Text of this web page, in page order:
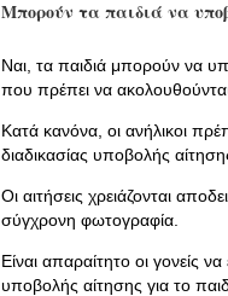
Μπορούν τα παιδιά να
Ναι, τα παιδιά μπορούν να
που πρέπει να
Κατά κανόνα, οι ανήλικοι
διαδικασίας υποβολής
Οι αιτήσεις χρειάζονται
σύγχρονη φωτογραφία.
Είναι απαραίτητο οι γονείς
υποβολής αίτησης για το